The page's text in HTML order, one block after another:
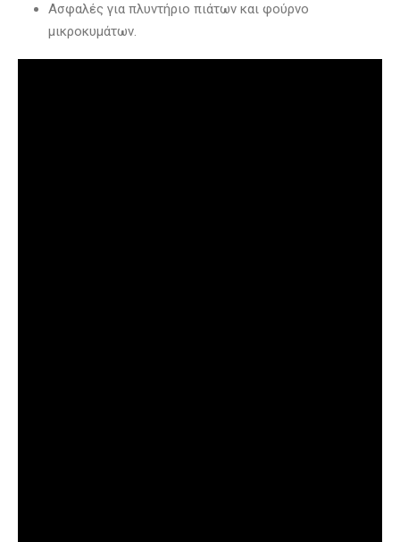
Ασφαλές για πλυντήριο πιάτων και φούρνο
μικροκυμάτων.